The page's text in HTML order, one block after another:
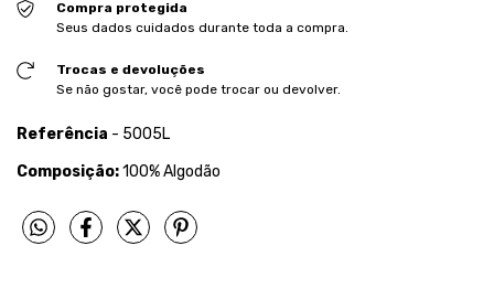
Compra protegida
Seus dados cuidados durante toda a compra.
Trocas e devoluções
Se não gostar, você pode trocar ou devolver.
Referência - 5005L
Composição:100% Algodão